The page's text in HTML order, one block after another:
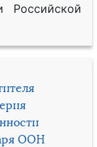
Российской
ООН